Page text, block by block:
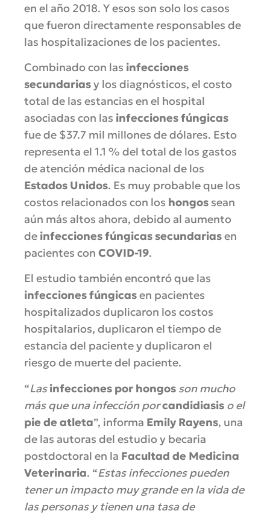
en el año 2018. Y esos son solo los casos
que fueron directamente responsables de
las hospitalizaciones de los pacientes.
Combinado con las infecciones
secundariasy los diagnósticos, el costo
total de las estancias en el hospital
asociadas con las infecciones fúngicas
fue de $37.7 mil millones de dólares. Esto
representa el 1.1 % del total de los gastos
de atención médica nacional de los
Estados Unidos. Es muy probable que los
costos relacionados con los hongos sean
aún más altos ahora, debido al aumento
de infecciones fúngicas secundariasen
pacientes con COVID-19.
El estudio también encontró que las
infecciones fúngicasen pacientes
hospitalizados duplicaron los costos
hospitalarios, duplicaron el tiempo de
estancia del paciente y duplicaron el
riesgo de muerte del paciente.
“Lasinfecciones por hongos son mucho
más que una infección porcandidiasis o el
pie de atleta”, informa Emily Rayens, una
de las autoras del estudio y becaria
postdoctoral en la Facultad de Medicina
Veterinaria. “Estas infecciones pueden
tener un impacto muy grande en la vida de
las personas y tienen una tasa de